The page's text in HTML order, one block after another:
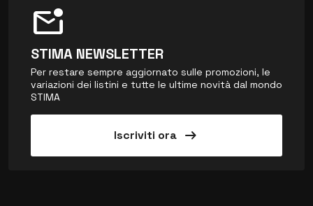
mark_email_unread
STIMA NEWSLETTER
Per restare sempre aggiornato sulle promozioni, le
variazioni dei listini e tutte le ultime novità dal mondo
STIMA
Iscriviti ora arrow_right_alt